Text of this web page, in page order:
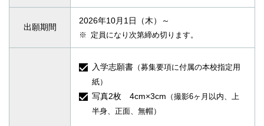
出願期間
2026年10月1日（木）～
定員になり次第締め切ります。
入学志願書（募集要項に付属の本校指定用
紙）
写真2枚 4cm×3cm （撮影6ヶ月以内、上
半身、正面、無帽）